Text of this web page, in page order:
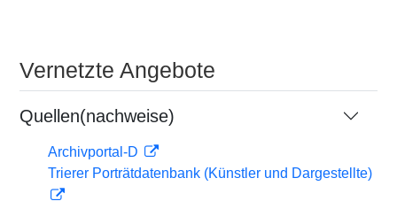
Vernetzte Angebote
Quellen(nachweise)
Archivportal-D
Trierer Porträtdatenbank (Künstler und Dargestellte)